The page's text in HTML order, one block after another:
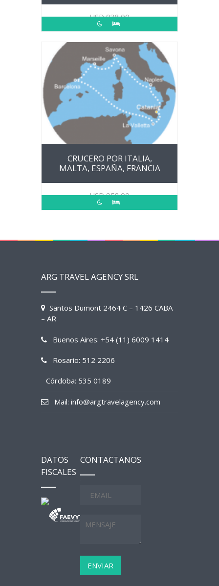
USD938.00
CRUCERO POR ITALIA,
MALTA, ESPAÑA, FRANCIA
USD958.00
ARG TRAVEL AGENCY SRL
Santos Dumont 2464 C – 1426 CABA
– AR
Buenos Aires: +54 (11) 6009 1414
Rosario: 512 2206
Córdoba: 535 0189
Mail: info@argtravelagency.com
DATOS
FISCALES
CONTACTANOS